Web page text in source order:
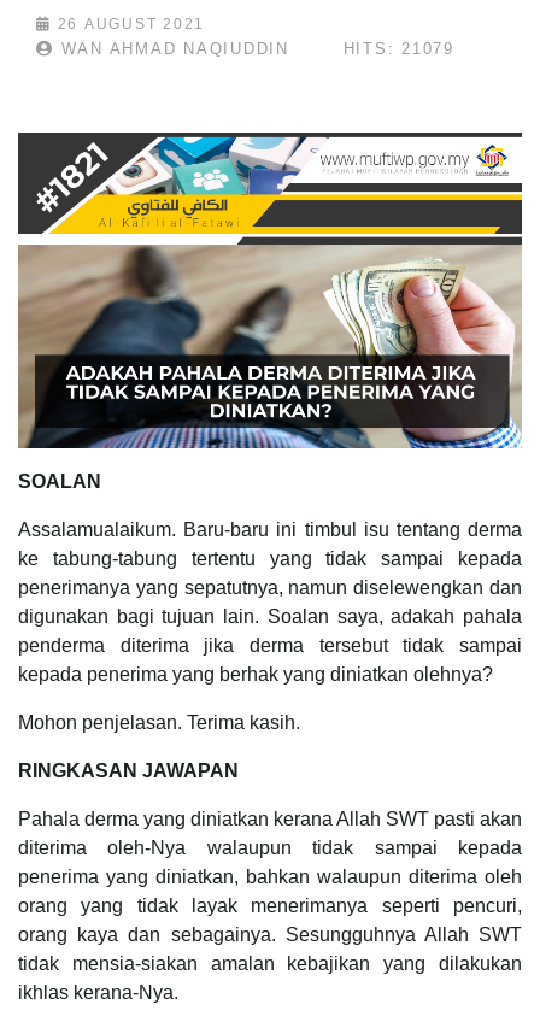
26 AUGUST 2021
WAN AHMAD NAQIUDDIN HITS: 21079
SOALAN
Assalamualaikum. Baru-baru ini timbul isu tentang derma
ke tabung-tabung tertentu yang tidak sampai kepada
penerimanya yang sepatutnya, namun diselewengkan dan
digunakan bagi tujuan lain. Soalan saya, adakah pahala
penderma diterima jika derma tersebut tidak sampai
kepada penerima yang berhak yang diniatkan olehnya?
Mohon penjelasan. Terima kasih.
RINGKASAN JAWAPAN
Pahala derma yang diniatkan kerana Allah SWT pasti akan
diterima oleh-Nya walaupun tidak sampai kepada
penerima yang diniatkan, bahkan walaupun diterima oleh
orang yang tidak layak menerimanya seperti pencuri,
orang kaya dan sebagainya. Sesungguhnya Allah SWT
tidak mensia-siakan amalan kebajikan yang dilakukan
ikhlas kerana-Nya.